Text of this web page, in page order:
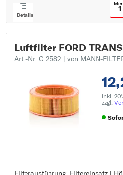
Details
Luftfilter FORD
Art.-Nr. C 2582 | von MANN-
inkl.
zzgl.
Filterausführung: Filtereinsatz |
Filterausführung: Filtereinsatz